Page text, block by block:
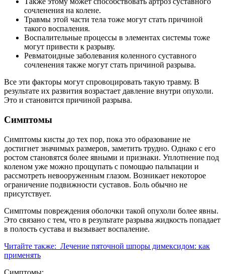
сочленения на колене.
Травмы этой части тела тоже могут стать причиной
такого воспаления.
Воспалительные процессы в элементах системы тоже
могут привести к разрыву.
Ревматоидные заболевания коленного суставного
сочленения также могут стать причиной разрыва.
Все эти факторы могут спровоцировать такую травму. В
результате их развития возрастает давление внутри опухоли.
Это и становится причиной разрыва.
Симптомы
Симптомы кисты до тех пор, пока это образование не
достигнет значимых размеров, заметить трудно. Однако с его
ростом становятся более явными и признаки. Уплотнение под
коленом уже можно прощупать с помощью пальпации и
рассмотреть невооруженным глазом. Возникает некоторое
ограничение подвижности суставов. Боль обычно не
присутствует.
Симптомы повреждения оболочки такой опухоли более явны.
Это связано с тем, что в результате разрыва жидкость попадает
в полость сустава и вызывает воспаление.
Читайте также: Лечение пяточной шпоры димексидом: как
применять
Симптомы: